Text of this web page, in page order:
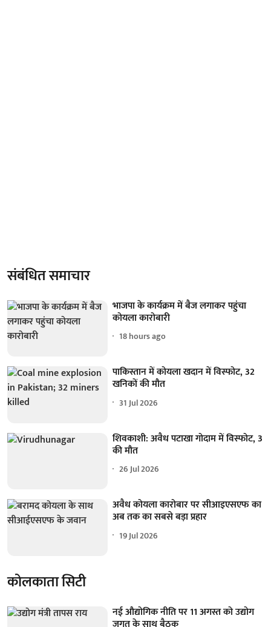
संबंधित समाचार
भाजपा के कार्यक्रम में बैज लगाकर पहुंचा
कोयला कारोबारी
18 hours ago
पाकिस्तान में कोयला खदान में विस्फोट, 32
खनिकों की मौत
31 Jul 2026
शिवकाशी: अवैध पटाखा गोदाम में विस्फोट, 3
की मौत
26 Jul 2026
अवैध कोयला कारोबार पर सीआइएसएफ का
अब तक का सबसे बड़ा प्रहार
19 Jul 2026
कोलकाता सिटी
नई औद्योगिक नीति पर 11 अगस्त को उद्योग